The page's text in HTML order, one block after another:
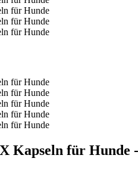
Kapseln für Hunde